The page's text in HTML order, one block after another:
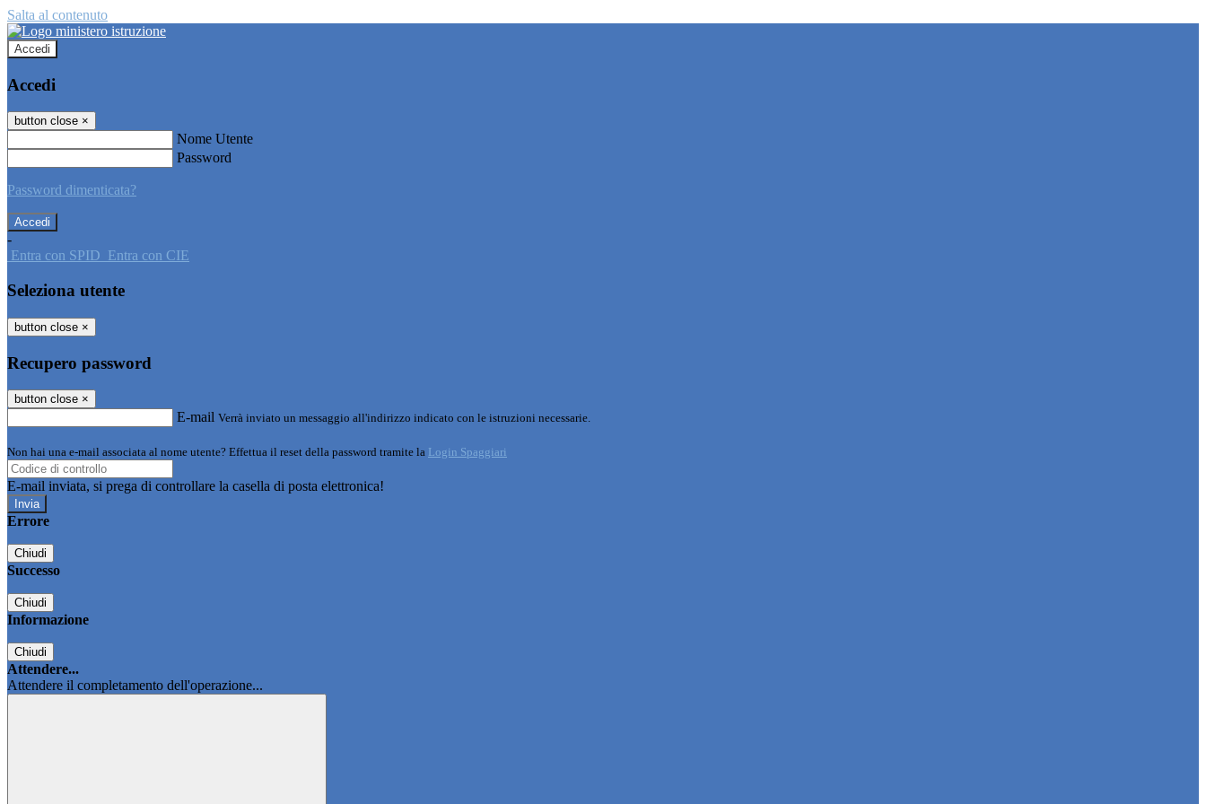
Salta al contenuto
Accedi
Accedi
button close ×
Nome Utente
Password
Password dimenticata?
-
Entra con SPID Entra con CIE
Seleziona utente
button close ×
Recupero password
button close ×
E-mail Verrà inviato un messaggio all'indirizzo indicato con le istruzioni necessarie.
Non hai una e-mail associata al nome utente? Effettua il reset della password tramite la Login Spaggiari
E-mail inviata, si prega di controllare la casella di posta elettronica!
Errore
Chiudi
Successo
Chiudi
Informazione
Chiudi
Attendere...
Attendere il completamento dell'operazione...